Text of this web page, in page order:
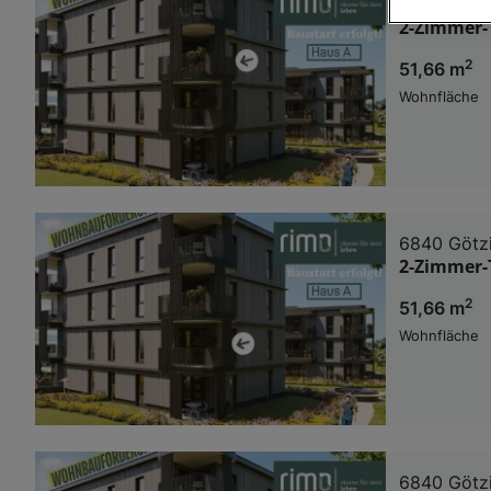
2-
51,66 m2
Wohnfläche
6840
2-
51,66 m2
Wohnfläche
6840
Wir und